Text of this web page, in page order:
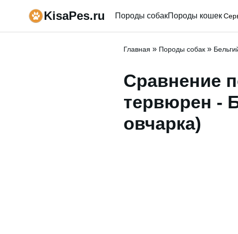
KisaPes.ru Породы собакПороды кошек
Главная » Породы собак »
Сравнение
тервюрен -
овчарка)